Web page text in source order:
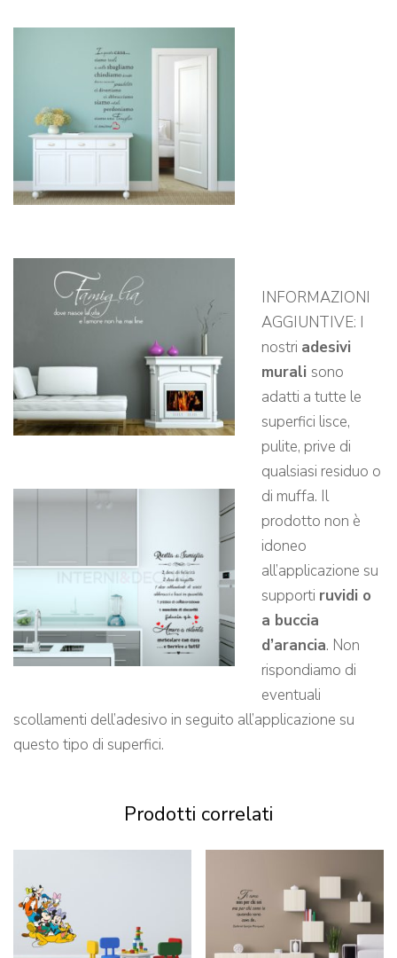
INFORMAZIONI
AGGIUNTIVE: I
nostri adesivi
murali sono
adatti a tutte le
superfici lisce,
pulite, prive di
qualsiasi residuo o
di muffa. Il
prodotto non è
idoneo
all’applicazione su
supporti ruvidi o
a buccia
d’arancia. Non
rispondiamo di
eventuali
scollamenti dell’adesivo in seguito all’applicazione su
questo tipo di superfici.
Prodotti correlati